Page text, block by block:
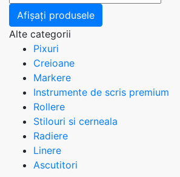
Afișați produsele
Alte categorii
Pixuri
Creioane
Markere
Instrumente de scris premium
Rollere
Stilouri si cerneala
Radiere
Linere
Ascutitori